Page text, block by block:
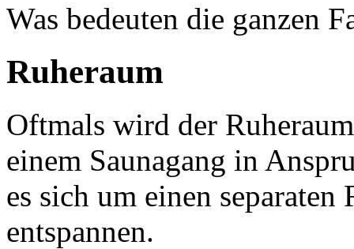
Was bedeuten die ganzen
Ruheraum
Oftmals wird der
einem Saunagang in
es sich um einen
entspannen.